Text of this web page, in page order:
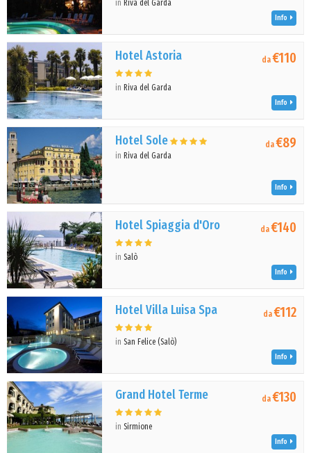
in Riva del Garda
Info
Hotel Astoria
in Riva del Garda
da€110
Info
Hotel Sole
in Riva del Garda
da€89
Info
Hotel Spiaggia d'Oro
inSalò
da€140
Info
Hotel Villa Luisa Spa
inSan Felice (Salò)
da€112
Info
Grand Hotel Terme
inSirmione
da€130
Info